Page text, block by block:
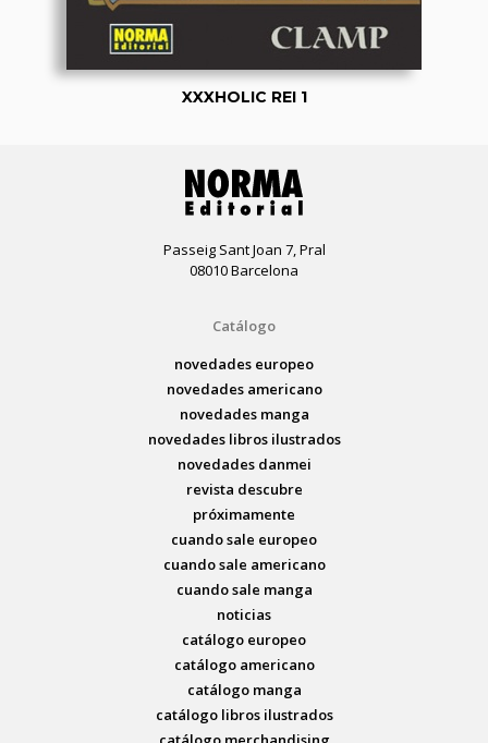
XXXHOLIC REI 1
Passeig Sant Joan 7, Pral
08010 Barcelona
Catálogo
novedades europeo
novedades americano
novedades manga
novedades libros ilustrados
novedades danmei
revista descubre
próximamente
cuando sale europeo
cuando sale americano
cuando sale manga
noticias
catálogo europeo
catálogo americano
catálogo manga
catálogo libros ilustrados